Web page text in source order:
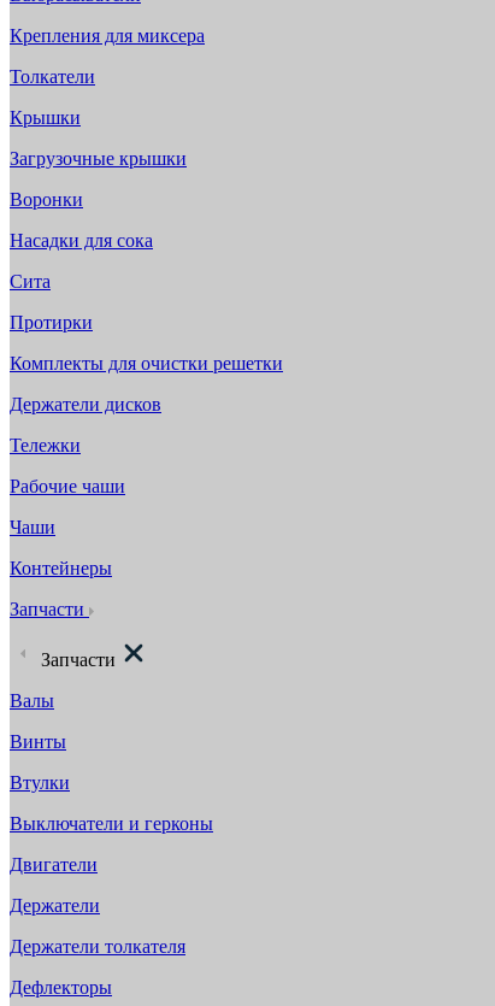
Крепления для миксера
Толкатели
Крышки
Загрузочные крышки
Воронки
Насадки для сока
Сита
Протирки
Комплекты для очистки решетки
Держатели дисков
Тележки
Рабочие чаши
Чаши
Контейнеры
Запчасти
Запчасти
Валы
Винты
Втулки
Выключатели и герконы
Двигатели
Держатели
Держатели толкателя
Дефлекторы